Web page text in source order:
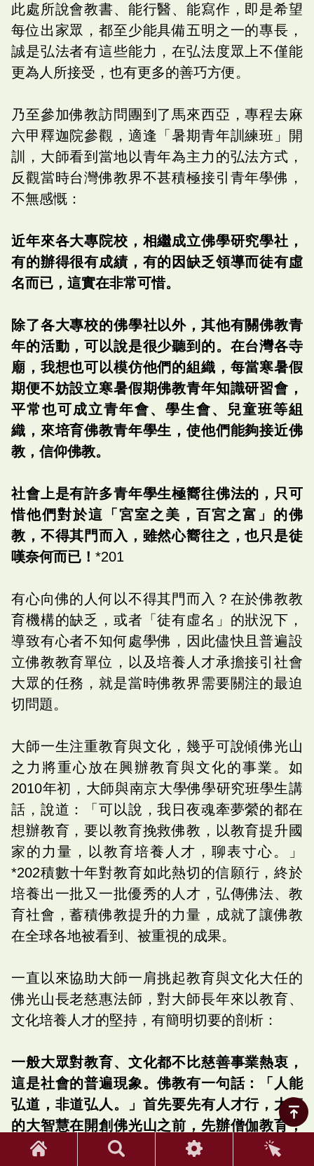
此處所說會教書、能行醫、能寫作，即是希望
每位出家眾，都至少能具備五明之一的專長，
誠是弘法者有這些能力，在弘法度眾上不僅能
更為人所接受，也有更多的善巧方便。
乃至參加佛教訪問團到了馬來西亞，專程去麻
六甲釋迦院參觀，適逢「暑期青年訓練班」開
訓，大師看到當地以青年為主力的弘法方式，
反觀當時台灣佛教界不甚積極接引青年學佛，
不無感慨：
近年來各大專院校，相繼成立佛學研究學社，
有的辦得很有成績，有的因缺乏領導而徒有虛
名而已，這實在非常可惜。
除了各大專校的佛學社以外，其他有關佛教青
年的活動，可以說是很少聽到的。在台灣各寺
廟，我想也可以模仿他們的組織，每當寒暑假
期便不妨設立寒暑假期佛教青年知識研習會，
平常也可成立青年會、學生會、兒童班等組
織，來培育佛教青年學生，使他們能夠接近佛
教，信仰佛教。
社會上是有許多青年學生極嚮往佛法的，只可
惜他們對於這「宮室之美，百宮之富」的佛
教，不得其門而入，雖然心嚮往之，也只是徒
嘆奈何而已！ *201
有心向佛的人何以不得其門而入？在於佛教教
育機構的缺乏，或者「徒有虛名」的狀況下，
導致有心者不知何處學佛，因此儘快且普遍設
立佛教教育單位，以及培養人才承擔接引社會
大眾的任務，就是當時佛教界需要關注的最迫
切問題。
大師一生注重教育與文化，幾乎可說傾佛光山
之力將重心放在興辦教育與文化的事業。如
2010年初，大師與南京大學佛學研究班學生講
話，說道：「可以說，我日夜魂牽夢縈的都在
想辦教育，要以教育挽救佛教，以教育提升國
家的力量，以教育培養人才，聊表寸心。」
*202積數十年對教育如此熱切的信願行，終於
培養出一批又一批優秀的人才，弘傳佛法、教
育社會，蓄積佛教提升的力量，成就了讓佛教
在全球各地被看到、被重視的成果。
一直以來協助大師一肩挑起教育與文化大任的
佛光山長老慈惠法師，對大師長年來以教育、
文化培養人才的堅持，有簡明切要的剖析：
一般大眾對教育、文化都不比慈善事業熱衷，
這是社會的普遍現象。佛教有一句話：「人能
弘道，非道弘人。」首先要先有人才行，大師
的大智慧在開創佛光山之前，先辦僧伽教育，
培養許多的出家眾，有了人，建寺、辦佛教事